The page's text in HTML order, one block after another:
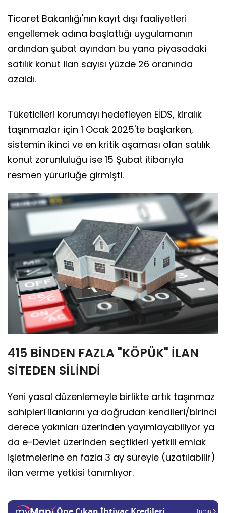
Ticaret Bakanlığı'nın kayıt dışı faaliyetleri
engellemek adına başlattığı uygulamanın
ardından şubat ayından bu yana piyasadaki
satılık konut ilan sayısı yüzde 26 oranında
azaldı.
Tüketicileri korumayı hedefleyen EİDS, kiralık
taşınmazlar için 1 Ocak 2025'te başlarken,
sistemin ikinci ve en kritik aşaması olan satılık
konut zorunluluğu ise 15 Şubat itibarıyla
resmen yürürlüğe girmişti.
415 BİNDEN FAZLA "KÖPÜK" İLAN
SİTEDEN SİLİNDİ
Yeni yasal düzenlemeyle birlikte artık taşınmaz
sahipleri ilanlarını ya doğrudan kendileri/birinci
derece yakınları üzerinden yayımlayabiliyor ya
da e-Devlet üzerinden seçtikleri yetkili emlak
işletmelerine en fazla 3 ay süreyle (uzatılabilir)
ilan verme yetkisi tanımlıyor.